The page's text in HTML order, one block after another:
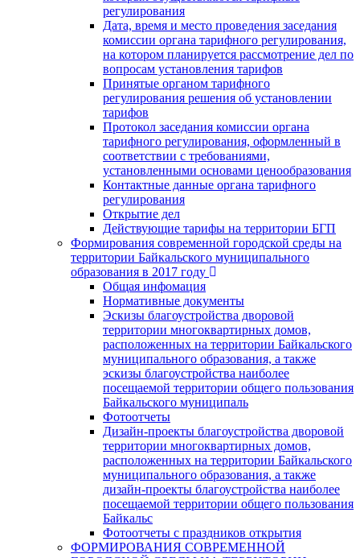
регулирования
Дата, время и место проведения заседания
комиссии органа тарифного регулирования,
на котором планируется рассмотрение дел по
вопросам установления тарифов
Принятые органом тарифного
регулирования решения об установлении
тарифов
Протокол заседания комиссии органа
тарифного регулирования, оформленный в
соответствии с требованиями,
установленными основами ценообразования
Контактные данные органа тарифного
регулирования
Открытие дел
Действующие тарифы на территории БГП
Формирования современной городской среды на
территории Байкальского муниципального
образования в 2017 году
Общая инфомация
Нормативные документы
Эскизы благоустройства дворовой
территории многоквартирных домов,
расположенных на территории Байкальского
муниципального образования, а также
эскизы благоустройства наиболее
посещаемой территории общего пользования
Байкальского муниципаль
Фотоотчеты
Дизайн-проекты благоустройства дворовой
территории многоквартирных домов,
расположенных на территории Байкальского
муниципального образования, а также
дизайн-проекты благоустройства наиболее
посещаемой территории общего пользования
Байкальс
Фотоотчеты с праздников открытия
ФОРМИРОВАНИЯ СОВРЕМЕННОЙ